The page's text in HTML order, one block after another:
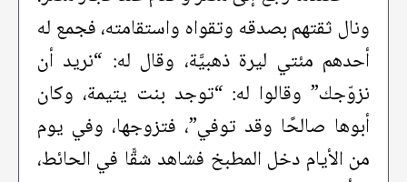
ونال ثقتهم بصدقه وتقواه واستقامته، فجمع له
أحدهم مئتي ليرة ذهبيَّة، وقال له: “نريد أن
نزوّجك” وقالوا له: “توجد بنت يتيمة، وكان
أبوها صالحًا وقد توفي”، فتزوجها، وفي يوم
من الأيام دخل المطبخ فشاهد شقًّا في الحائط،